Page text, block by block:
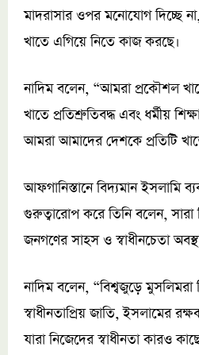
মাদরাসার ওপর মনোযোগ দিচ্ছে
খাতে এগিয়ে নিতে কাজ করছে।
নাদিম বলেন, “আমরা প্রকৌশল
খাতে প্রতিশ্রুতিবদ্ধ এবং ধর্মীয়
আমরা আমাদের দেশকে প্রতিটি
আফগানিস্তানে বিদ্যমান ইসলামি
গুরুত্বারোপ করে তিনি বলেন,
জনগণের সাহস ও স্বাধীনচেতা
নাদিম বলেন, “বিশ্বজুড়ে
স্বাধীনতাপ্রিয় জাতি, ইসলামের
যারা নিজেদের স্বাধীনতা কারও